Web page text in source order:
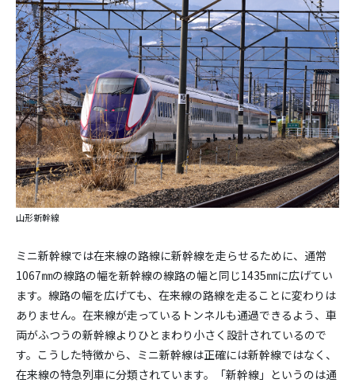
山形新幹線
ミニ新幹線では在来線の路線に新幹線を走らせるために、通常
1067㎜の線路の幅を新幹線の線路の幅と同じ1435㎜に広げてい
ます。線路の幅を広げても、在来線の路線を走ることに変わりは
ありません。在来線が走っているトンネルも通過できるよう、車
両がふつうの新幹線よりひとまわり小さく設計されているので
す。こうした特徴から、ミニ新幹線は正確には新幹線ではなく、
在来線の特急列車に分類されています。「新幹線」というのは通